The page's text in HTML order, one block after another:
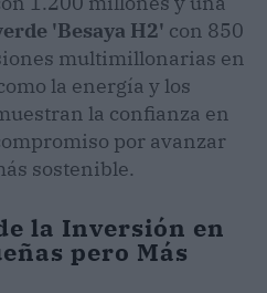
'Besaya H2' con 850
multimillonarias en
la energía y los
la confianza en
por avanzar
sostenible.
la Inversión en
pero Más